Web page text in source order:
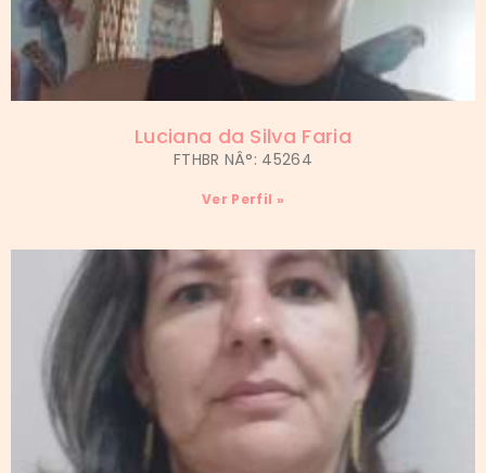
Luciana da Silva Faria
FTHBR NÂ°: 45264
Ver Perfil »